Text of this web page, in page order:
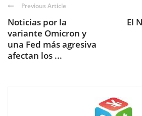
Previous Article
Noticias por la
variante Omicron y
una Fed más agresiva
afectan los ...
El